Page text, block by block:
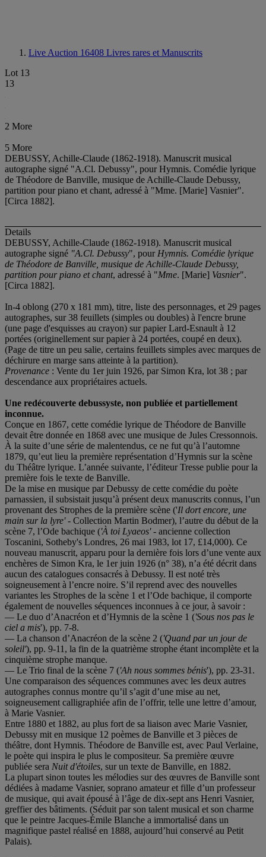
Live Auction 16408 Livres rares et Manuscrits
Lot 13
13
2 More
5 More
DEBUSSY, Achille-Claude (1862-1918). Manuscrit musical
autographe signé "A.Cl. Debussy", pour Hymnis. Comédie lyrique
de Théodore de Banville, musique de Achille-Claude Debussy,
partition pour piano et chant, adressé à "Mme. [Marie] Vasnier".
[Circa 1882].
Details
DEBUSSY, Achille-Claude (1862-1918). Manuscrit musical
autographe signé "A.Cl. Debussy", pourHymnis. Comédie lyrique
de Théodore de Banville, musique de Achille-Claude Debussy,
partition pour piano et chant, adressé à "Mme. [Marie] Vasnier".
[Circa 1882].
In-4 oblong (270 x 181 mm), titre, liste des personnages, et 29 pages
autographes, sur 38 feuillets (simples ou doubles) à l'encre brune
(une page d'esquisses au crayon) sur papier Lard-Esnault à 12
portées (originellement sur papier à 24 portées, coupé en deux).
(Page de titre un peu salie, certains feuillets simples avec marques de
déchirure en marge sans atteinte à la partition).
Provenance : Vente du 1er juin 1926, par Simon Kra, lot 38 ; par
descendance aux propriétaires actuels.
Une redécouverte debussyste, non publiée et partiellement
inconnue.
Conçue en 1867, cette comédie lyrique de Théodore de Banville
devait être donnée en 1868 avec une musique de Jules Cressonnois.
À la suite d’une série de malentendus, ce ne fut qu’à l’automne
1879, qu’eut lieu la première représentation d’Hymnis sur la scène
du Théâtre lyrique. L’année suivante, l’éditeur Tresse publie pour la
première fois le texte de Banville.
De la mise en musique par Debussy de cette comédie du poète
parnassien, il subsistait jusqu’à présent deux manuscrits connus, l’un
provenant des Strophes de la première scène ('Il dort encore, une
main sur la lyre'- Collection Martin Bodmer), l’autre du début de la
scène 7, l’Ode bachique ('À toi Lyaeos'- ancienne collection
Toscanini, Sotheby's Londres, 26 mai 1983, lot 17, £14,000). Ce
nouveau manuscrit, apparu pour la dernière fois lors d’une vente aux
enchères de Simon Kra, le 1er juin 1926 (n° 38), n’a été décrit dans
aucun des catalogues consacrés à Debussy. Il est noté très
soigneusement à l’encre noire. S’il reprend avec des nouvelles
variantes les Strophes de la scène 1 et l’Ode bachique, il comporte
également de nouvelles séquences inconnues à ce jour, à savoir :
— Le duo d’Anacréon et d’Hymnis de la scène 1 ('Sous nos pas le
ciel a mis'), pp. 7-8.
— La chanson d’Anacréon de la scène 2 ('Quand par un jour de
soleil'), pp. 9-11, la fin de la quatrième strophe étant incomplète et la
cinquième strophe manque.
— Le Trio final de la scène 7 ('Ah nous sommes bénis'), pp. 23-31.
Une comparaison des séquences communes avec les deux autres
autographes connus montre qu’il s’agit d’une mise au net,
soigneusement calligraphiée afin de l’offrir, telle une lettre d’amour,
à Marie Vasnier.
Entre 1880 et 1882, au plus fort de sa liaison avec Marie Vasnier,
Debussy mit en musique 12 poèmes de Banville et 3 pièces de
théâtre, dont Hymnis. Théodore de Banville est, avec Paul Verlaine,
le poète qui inspira le plus le compositeur. Sa première œuvre
publiée sera Nuit d'étoiles, sur un texte de Banville, en 1882.
La plupart sinon toutes les mélodies sur des œuvres de Banville sont
dédiées à madame Vasnier, soprano amateur et fille d’un professeur
de musique, qui avait épousé à l’âge de dix-sept ans Henri Vasnier,
greffier des bâtiments. (Séduit par son talent musical et son charme
que le peintre Jacques-Émile Blanche a immortalisé dans un
magnifique pastel réalisé en 1888, aujourd’hui conservé au Petit
Palais).